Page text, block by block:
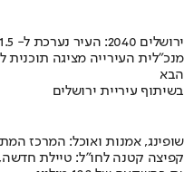
ירושלים 2040: העיר נערכת ל- 1.5 מליון תושבים
מנכ"לית העירייה מציגה
הבא
בשיתוף עיריית ירושלים
שופינג, אמנות ואוכל: המרכז
קפיצה קטנה לחו"ל: טיילת